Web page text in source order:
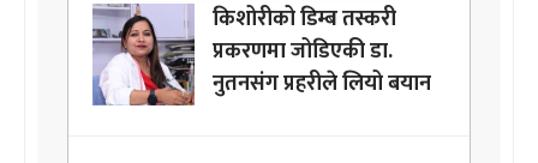
किशोरीको डिम्ब तस्करी
प्रकरणमा जोडिएकी डा.
नुतनसंग प्रहरीले लियो बयान